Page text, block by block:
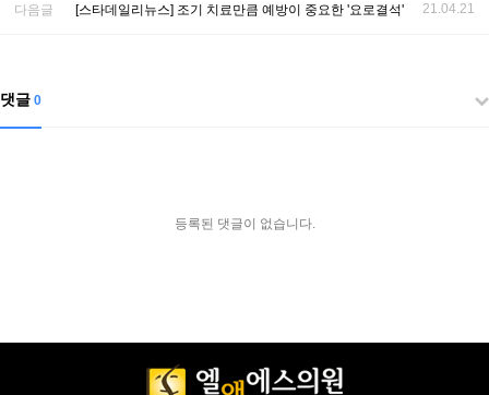
다음글 [스타데일리뉴스] 조기 치료만큼 예방이 중요한 '요로결석' 21.04.21
댓글 0
등록된 댓글이 없습니다.